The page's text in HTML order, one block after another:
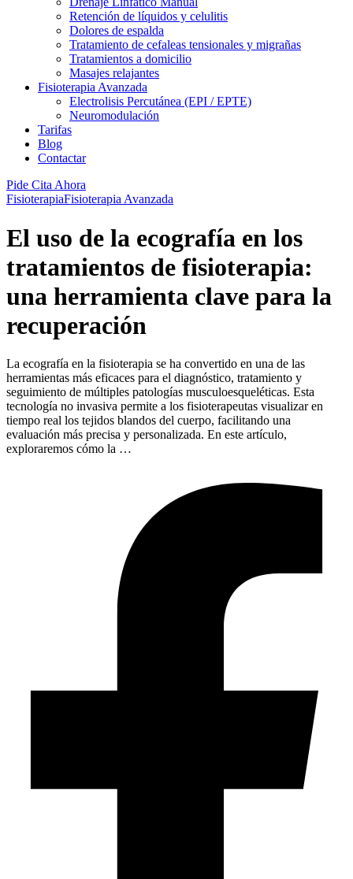
Retención de líquidos y celulitis
Dolores de espalda
Tratamiento de cefaleas tensionales y migrañas
Tratamientos a domicilio
Masajes relajantes
Fisioterapia Avanzada
Electrolisis Percutánea (EPI / EPTE)
Neuromodulación
Tarifas
Blog
Contactar
Pide Cita Ahora
FisioterapiaFisioterapia Avanzada
El uso de la ecografía en los
tratamientos de fisioterapia:
una herramienta clave para la
recuperación
La ecografía en la fisioterapia se ha convertido en una de las
herramientas más eficaces para el diagnóstico, tratamiento y
seguimiento de múltiples patologías musculoesqueléticas. Esta
tecnología no invasiva permite a los fisioterapeutas visualizar en
tiempo real los tejidos blandos del cuerpo, facilitando una
evaluación más precisa y personalizada. En este artículo,
exploraremos cómo la …